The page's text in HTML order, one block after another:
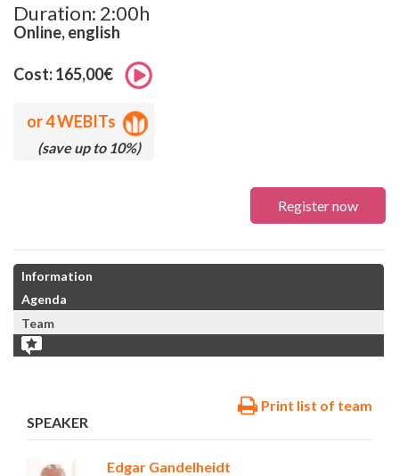
Duration: 2:00h
Online, english
Cost: 165,00€
or4 WEBITs
(save up to 10%)
Register now
Information
Agenda
Team
Print list of team
SPEAKER
Edgar Gandelheidt